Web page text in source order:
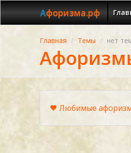
Афоризма.рф
Главная Темы нет
Любимые